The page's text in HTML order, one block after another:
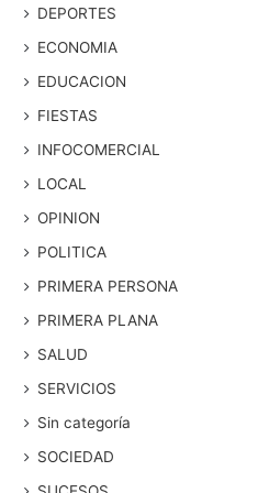
DEPORTES
ECONOMIA
EDUCACION
FIESTAS
INFOCOMERCIAL
LOCAL
OPINION
POLITICA
PRIMERA PERSONA
PRIMERA PLANA
SALUD
SERVICIOS
Sin categoría
SOCIEDAD